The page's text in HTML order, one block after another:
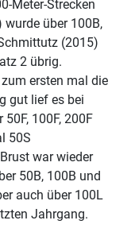
Meter-Strecken
über 100B,
(2015)
2 übrig.
ersten mal die
gut lief es bei
100F, 200F
50S
war wieder
50B, 100B und
auch über 100L
Jahrgang.